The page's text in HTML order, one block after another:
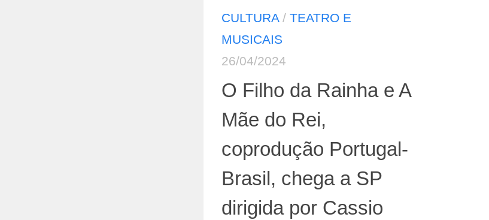
CULTURA/ TEATRO E
MUSICAIS
26/04/2024
O Filho da Rainha e A
Mãe do Rei,
coprodução Portugal-
Brasil, chega a SP
dirigida por Cassio